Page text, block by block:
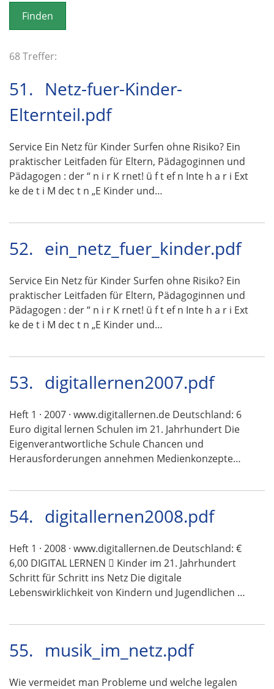
o
n
68 Treffer:
51. Netz-fuer-Kinder-
Elternteil.pdf
Service Ein Netz für Kinder Surfen ohne Risiko? Ein
praktischer Leitfaden für Eltern, Pädagoginnen und
Pädagogen : der “ n i r K rnet! ü f t ef n Inte h a r i Ext
ke de t i M dec t n „E Kinder und…
52. ein_netz_fuer_kinder.pdf
Service Ein Netz für Kinder Surfen ohne Risiko? Ein
praktischer Leitfaden für Eltern, Pädagoginnen und
Pädagogen : der “ n i r K rnet! ü f t ef n Inte h a r i Ext
ke de t i M dec t n „E Kinder und…
53. digitallernen2007.pdf
Heft 1 · 2007 · www.digitallernen.de Deutschland: 6
Euro digital lernen Schulen im 21. Jahrhundert Die
Eigenverantwortliche Schule Chancen und
Herausforderungen annehmen Medienkonzepte…
54. digitallernen2008.pdf
Heft 1 · 2008 · www.digitallernen.de Deutschland: €
6,00 DIGITAL LERNEN  Kinder im 21. Jahrhundert
Schritt für Schritt ins Netz Die digitale
Lebenswirklichkeit von Kindern und Jugendlichen …
55. musik_im_netz.pdf
Wie vermeidet man Probleme und welche legalen